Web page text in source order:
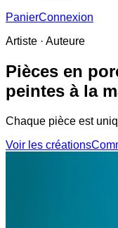
PanierConnexion
Artiste · Auteure
Pièces en
peintes à la
Chaque pièce est
Voir les créations